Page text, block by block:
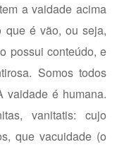
a vaidade acima
que é vão, ou seja,
possui conteúdo, e
Somos todos
vaidade é humana.
vanitatis: cujo
que vacuidade (o